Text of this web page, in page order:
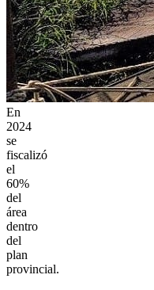
En
2024
se
fiscalizó
el
60%
del
área
dentro
del
plan
provincial.